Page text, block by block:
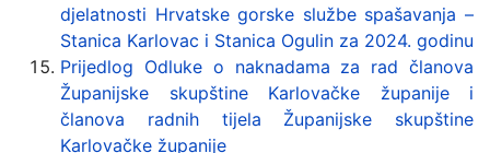
djelatnosti Hrvatske gorske službe spašavanja –
Stanica Karlovac i Stanica Ogulin za 2024. godinu
Prijedlog Odluke o naknadama za rad članova
Županijske skupštine Karlovačke županije i
članova radnih tijela Županijske skupštine
Karlovačke županije